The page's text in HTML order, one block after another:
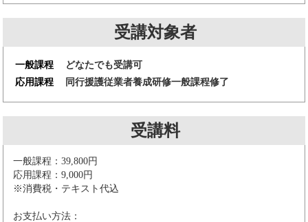
受講対象者
一般課程
どなたでも受講可
応用課程
同行援護従業者養成研修一般課程修了
受講料
一般課程：39,800円
応用課程：9,000円
※消費税・テキスト代込
お支払い方法：